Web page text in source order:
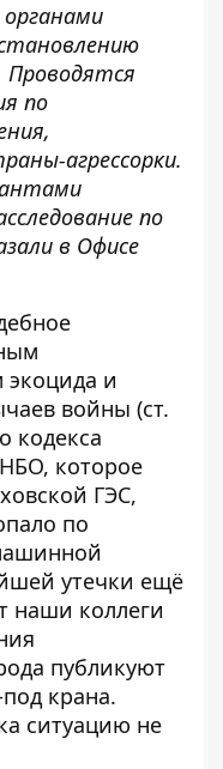
по
агрессорки.
по
в Офисе
экоцида и
войны (ст.
кодекса
которое
ГЭС,
по
утечки ещё
наши коллеги
публикуют
крана.
ситуацию не